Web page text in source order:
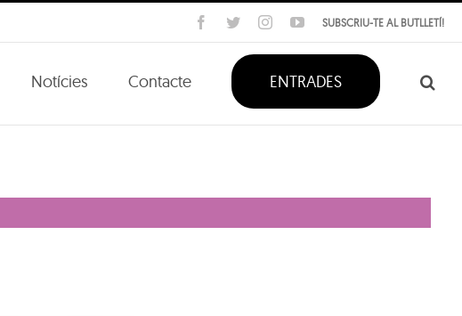
SUBSCRIU-TE AL BUTLLETÍ!
Facebook
TwitterInstagramYouTube
Notícies Contacte ENTRADES